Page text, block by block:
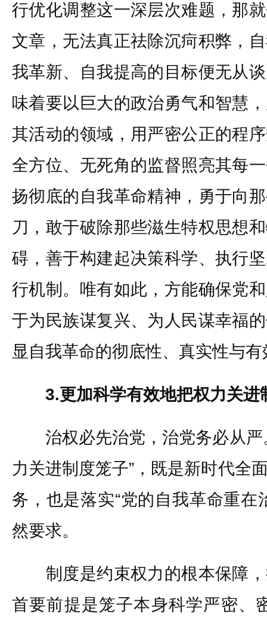
行优化调整这一深层次难题，那
文章，无法真正祛除沉疴积弊，
我革新、自我提高的目标便无从
味着要以巨大的政治勇气和智慧
其活动的领域，用严密公正的程
全方位、无死角的监督照亮其每
扬彻底的自我革命精神，勇于向
刀，敢于破除那些滋生特权思想
碍，善于构建起决策科学、执行
行机制。唯有如此，方能确保党
于为民族谋复兴、为人民谋幸福
显自我革命的彻底性、真实性与有
3.更加科学有效地把权力关进
治权必先治党，治党务必从严
力关进制度笼子”，既是新时代全
务，也是落实“党的自我革命重在
然要求。
制度是约束权力的根本保障，
首要前提是笼子本身科学严密、